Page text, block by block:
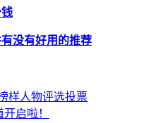
没有好用的推荐
样人物评选投票
启啦！